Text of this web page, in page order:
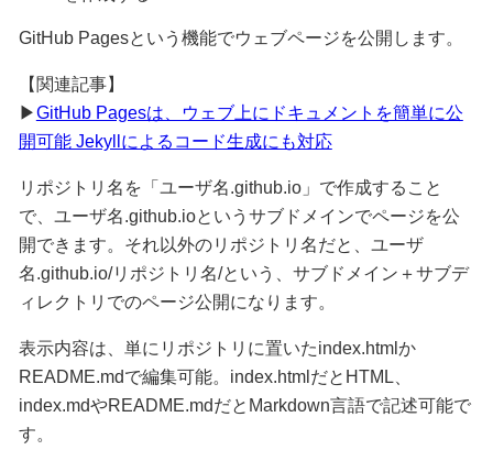
GitHub Pagesという機能でウェブページを公開します。
【関連記事】
▶GitHub Pagesは、ウェブ上にドキュメントを簡単に公
開可能 Jekyllによるコード生成にも対応
リポジトリ名を「ユーザ名.github.io」で作成すること
で、ユーザ名.github.ioというサブドメインでページを公
開できます。それ以外のリポジトリ名だと、ユーザ
名.github.io/リポジトリ名/という、サブドメイン＋サブデ
ィレクトリでのページ公開になります。
表示内容は、単にリポジトリに置いたindex.htmlか
README.mdで編集可能。index.htmlだとHTML、
index.mdやREADME.mdだとMarkdown言語で記述可能で
す。